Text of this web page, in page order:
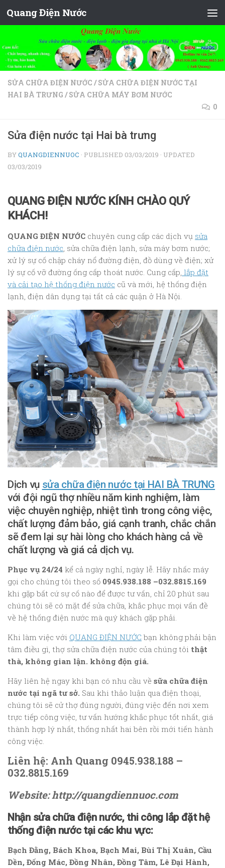
Skip to content
Quang Điện Nước
SỬA CHỮA ĐIỆN NƯỚC / SỬA CHỮA ĐIỆN NƯỚC TẠI
HAI BÀ TRƯNG / SỬA CHỮA MÁY BƠM NƯỚC
0
Sửa điện nước tại Hai bà trưng
BYQUANGDIENNUOC · PUBLISHED 03/03/2019 · UPDATED
03/03/2019
QUANG ĐIỆN NƯỚC KÍNH CHÀO QUÝ
KHÁCH!
QUANG ĐIỆN NƯỚC chuyên cung cấp các dịch vụ sửa
chữa điện nước, sửa chữa điện lạnh, sửa máy bơm nước;
xử lý sự cố chập cháy nổ đường điện, đồ dùng về điện; xử
lý sự cố vỡ đường ống cấp thoát nước. Cung cấp, lắp đặt
và cải tạo hệ thống điện nước cũ và mới, hệ thống điện
lạnh, điện dân dụng tại tất cả các quận ở Hà Nội.
Dịch vụ sửa chữa điện nước tại HAI BÀ TRƯNG
với đội ngũ thợ nhiều năm kinh nghiệm, làm
việc chuyên nghiệp, nhiệt tình trong công việc,
chất lượng đảm bảo, giá cạnh tranh, chắc chắn
sẽ đem lại sự hài lòng cho khách hàng cả về
chất lượng và giá cả dịch vụ.
Phục vụ 24/24 kể cả ngày nghỉ, ngày lễ. Hãy nhấc máy
gọi cho chúng tôi theo số 0945.938.188 –032.8815.169
khi gặp bất cứ sự cố nào để được tư vấn, chỉ 20 phút sau
chúng tôi sẽ có mặt để sửa chữa, khắc phục mọi vấn đề
về hệ thống điện nước mà quý khách gặp phải.
Khi làm việc với QUANG ĐIỆN NƯỚC bạn không phải bận
tâm điều gì, thợ sửa chữa điện nước của chúng tôi thật
thà, không gian lận. không độn giá.
Hãy liên hệ ngay khi bạn có nhu cầu về sữa chữa điện
nước tại ngã tư sở. Sau khi thảo luận qua điện thoại,
chúng tôi sẽ cử thợ đúng người, đúng việc đến nơi xem
trực tiếp công việc, tư vấn hướng khắc phục tốt nhất, giá
thành hợp lý nhất, thống nhất hai bên rồi mới tiến hành
công việc.
Liên hệ: Anh Quang 0945.938.188 –
032.8815.169
Website: http://quangdiennuoc.com
Nhận sửa chữa điện nước, thi công lắp đặt hệ
thống điện nước tại các khu vực:
Bạch Đằng, Bách Khoa, Bạch Mai, Bùi Thị Xuân, Cầu
Dền, Đống Mác, Đồng Nhân, Đồng Tâm, Lê Đại Hành,